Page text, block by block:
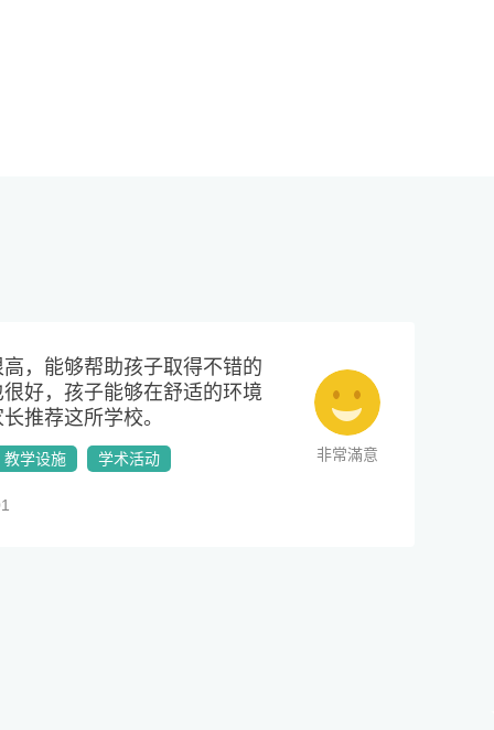
，能够帮助孩子取得不错的
好，孩子能够在舒适的环境
推荐这所学校。
教学设施 学术活动 非常滿意